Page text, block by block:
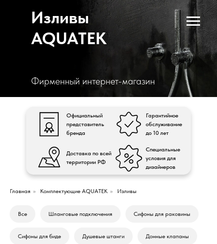
Изливы
AQUATEK
Фирменный интернет-магазин
Официальный
представитель
бренда
Доставка по всей
территории РФ
Гарантийное
обслуживание
до 10 лет
Специальные
условия для
дизайнеров
Главная » Комплектующие AQUATEK » Изливы
Все Шланговые подключения Сифоны для раковины
Сифоны для биде Душевые штанги Донные клапаны